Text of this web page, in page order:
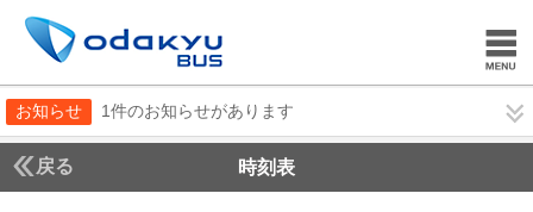
お知らせ 1件のお知らせがあります
戻る 時刻表